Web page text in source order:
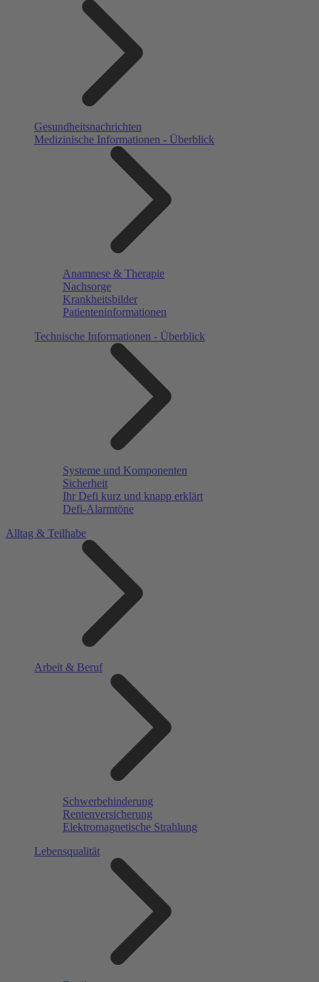
Gesundheitsnachrichten
Medizinische Informationen - Überblick
Anamnese & Therapie
Nachsorge
Krankheitsbilder
Patienteninformationen
Technische Informationen - Überblick
Systeme und Komponenten
Sicherheit
Ihr Defi kurz und knapp erklärt
Defi-Alarmtöne
Alltag & Teilhabe
Arbeit & Beruf
Schwerbehinderung
Rentenversicherung
Elektromagnetische Strahlung
Lebensqualität